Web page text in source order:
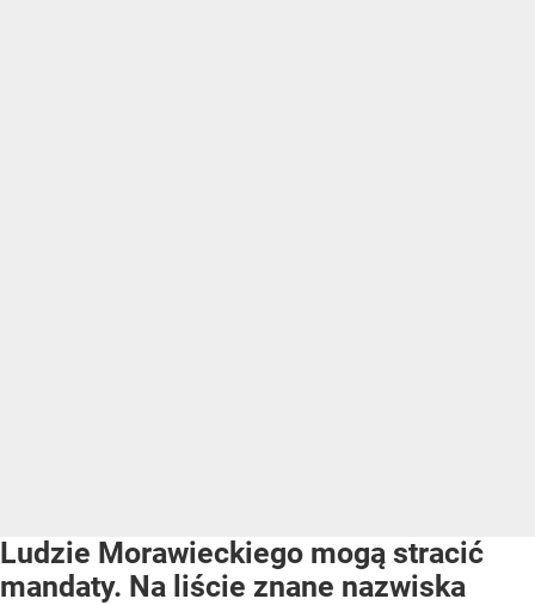
Ludzie Morawieckiego mogą stracić
mandaty. Na liście znane nazwiska